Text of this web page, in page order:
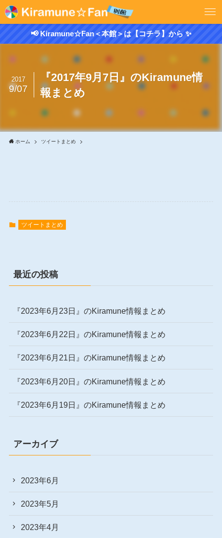
📢 Kiramune☆Fan＜本館＞は【コチラ】から ✨
『2017年9月7日』のKiramune情
報まとめ
2017
9/07
ホーム ツイートまとめ
ツイートまとめ
最近の投稿
『2023年6月23日』のKiramune情報まとめ
『2023年6月22日』のKiramune情報まとめ
『2023年6月21日』のKiramune情報まとめ
『2023年6月20日』のKiramune情報まとめ
『2023年6月19日』のKiramune情報まとめ
アーカイブ
2023年6月
2023年5月
2023年4月